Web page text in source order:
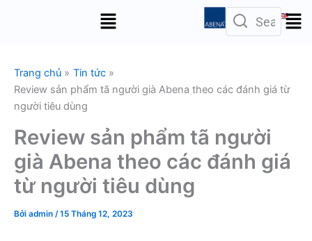
Menu
Trang chủ
Tin tức
Review sản phẩm tã người già Abena theo các đánh giá từ
người tiêu dùng
Review sản phẩm tã người
già Abena theo các đánh giá
từ người tiêu dùng
Bởi admin /15 Tháng 12, 2023